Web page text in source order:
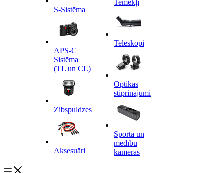
S-Sistēma
APS-C
Sistēma
(TL un CL)
Zibspuldzes
Aksesuāri
Temekļi
Teleskopi
Optikas
stiprinajumi
Sporta un
medību
kameras